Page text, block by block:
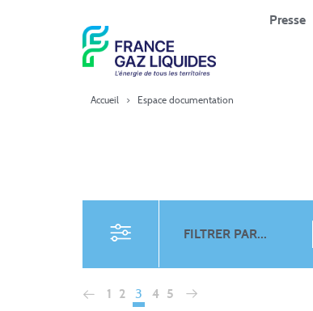
Presse
Accueil > Espace documentation
FILTRER PAR...
1 2 3 4 5